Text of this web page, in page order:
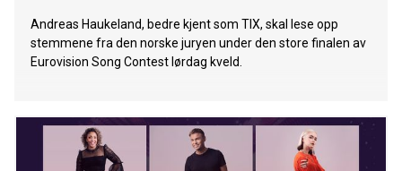
Andreas Haukeland, bedre kjent som TIX, skal lese opp
stemmene fra den norske juryen under den store finalen av
Eurovision Song Contest lørdag kveld.